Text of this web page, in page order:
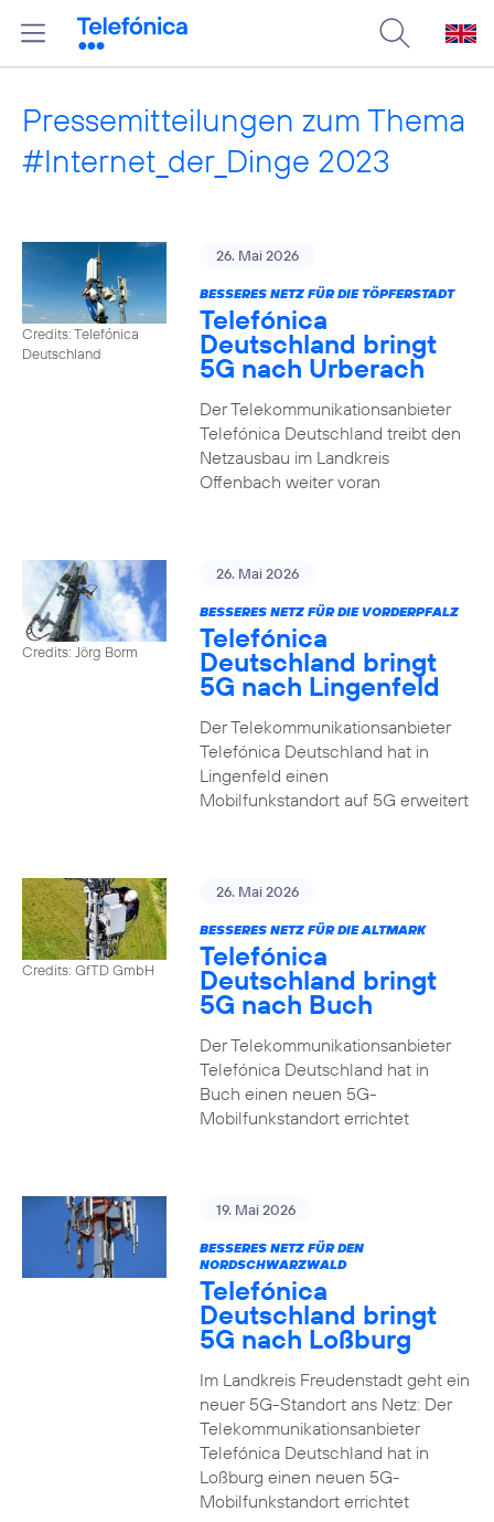
Pressemitteilungen zum Thema
#Internet_der_Dinge 2023
Credits: Telefónica
Deutschland
26. Mai 2026
BESSERES NETZ FÜR DIE TÖPFERSTADT
Telefónica
Deutschland bringt
5G nach Urberach
Der Telekommunikationsanbieter
Telefónica Deutschland treibt den
Netzausbau im Landkreis
Offenbach weiter voran
Credits: Jörg Borm
26. Mai 2026
BESSERES NETZ FÜR DIE VORDERPFALZ
Telefónica
Deutschland bringt
5G nach Lingenfeld
Der Telekommunikationsanbieter
Telefónica Deutschland hat in
Lingenfeld einen
Mobilfunkstandort auf 5G erweitert
Credits: GfTD GmbH
26. Mai 2026
BESSERES NETZ FÜR DIE ALTMARK
Telefónica
Deutschland bringt
5G nach Buch
Der Telekommunikationsanbieter
Telefónica Deutschland hat in
Buch einen neuen 5G-
Mobilfunkstandort errichtet
19. Mai 2026
BESSERES NETZ FÜR DEN
NORDSCHWARZWALD
Telefónica
Deutschland bringt
5G nach Loßburg
Im Landkreis Freudenstadt geht ein
neuer 5G-Standort ans Netz: Der
Telekommunikationsanbieter
Telefónica Deutschland hat in
Loßburg einen neuen 5G-
Mobilfunkstandort errichtet